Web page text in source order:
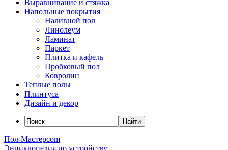
Выравнивание и стяжка
Напольные покрытия
Наливной пол
Линолеум
Ламинат
Паркет
Плитка и кафель
Пробковый пол
Ковролин
Теплые полы
Плинтуса
Дизайн и декор
Пол-Мастерcom
Энциклопедия по устройству